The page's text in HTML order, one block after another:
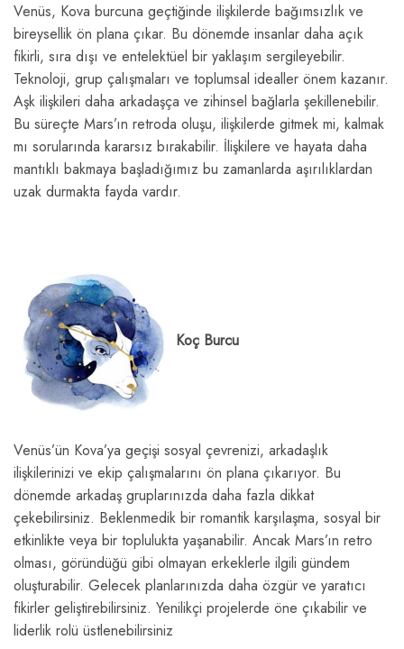
Venüs, Kova burcuna geçtiğinde ilişkilerde bağımsızlık ve
bireysellik ön plana çıkar. Bu dönemde insanlar daha açık
fikirli, sıra dışı ve entelektüel bir yaklaşım sergileyebilir.
Teknoloji, grup çalışmaları ve toplumsal idealler önem kazanır.
Aşk ilişkileri daha arkadaşça ve zihinsel bağlarla şekillenebilir.
Bu süreçte Mars’ın retroda oluşu, ilişkilerde gitmek mi, kalmak
mı sorularında kararsız bırakabilir. İlişkilere ve hayata daha
mantıklı bakmaya başladığımız bu zamanlarda aşırılıklardan
uzak durmakta fayda vardır.
Koç Burcu
Venüs’ün Kova’ya geçişi sosyal çevrenizi, arkadaşlık
ilişkilerinizi ve ekip çalışmalarını ön plana çıkarıyor. Bu
dönemde arkadaş gruplarınızda daha fazla dikkat
çekebilirsiniz. Beklenmedik bir romantik karşılaşma, sosyal bir
etkinlikte veya bir toplulukta yaşanabilir. Ancak Mars’ın retro
olması, göründüğü gibi olmayan erkeklerle ilgili gündem
oluşturabilir. Gelecek planlarınızda daha özgür ve yaratıcı
fikirler geliştirebilirsiniz. Yenilikçi projelerde öne çıkabilir ve
liderlik rolü üstlenebilirsiniz